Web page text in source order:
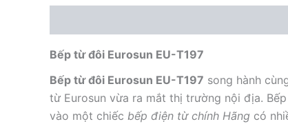
Bếp từ đôi Eurosun EU-T197
Bếp từ đôi Eurosun EU-T197 song hành
từ Eurosun vừa ra mắt thị trường nội địa.
vào một chiếc bếp điện từ chính Hãng có